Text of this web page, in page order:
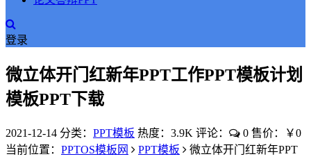
登录
微立体开门红新年PPT工作PPT模板计划
模板PPT下载
2021-12-14 分类： PPT模板 热度：3.9K 评论： 0 售价：￥0
当前位置： PPTOS模板网 PPT模板
微立体开门红新年PPT